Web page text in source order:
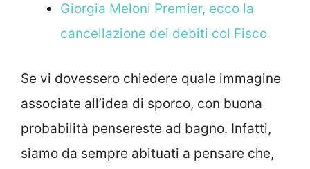
Giorgia Meloni Premier, ecco la
cancellazione dei debiti col Fisco
Se vi dovessero chiedere quale immagine
associate all’idea di sporco, con buona
probabilità pensereste ad bagno. Infatti,
siamo da sempre abituati a pensare che,